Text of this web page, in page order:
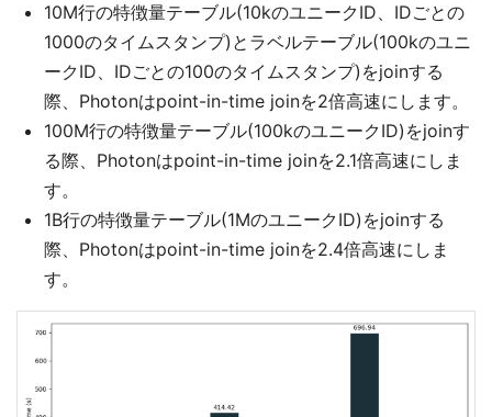
10M行の特徴量テーブル(10kのユニークID、IDごとの
1000のタイムスタンプ)とラベルテーブル(100kのユニ
ークID、IDごとの100のタイムスタンプ)をjoinする
際、Photonはpoint-in-time joinを2倍高速にします。
100M行の特徴量テーブル(100kのユニークID)をjoinす
る際、Photonはpoint-in-time joinを2.1倍高速にしま
す。
1B行の特徴量テーブル(1MのユニークID)をjoinする
際、Photonはpoint-in-time joinを2.4倍高速にしま
す。